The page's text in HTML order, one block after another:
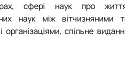
сфері наук про
наук між вітчизняними
спільне